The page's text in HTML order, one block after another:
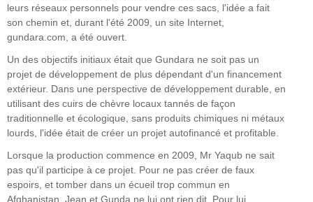
leurs réseaux personnels pour vendre ces sacs, l'idée a fait
son chemin et, durant l'été 2009, un site Internet,
gundara.com, a été ouvert.
Un des objectifs initiaux était que Gundara ne soit pas un
projet de développement de plus dépendant d'un financement
extérieur. Dans une perspective de développement durable, en
utilisant des cuirs de chèvre locaux tannés de façon
traditionnelle et écologique, sans produits chimiques ni métaux
lourds, l'idée était de créer un projet autofinancé et profitable.
Lorsque la production commence en 2009, Mr Yaqub ne sait
pas qu'il participe à ce projet. Pour ne pas créer de faux
espoirs, et tomber dans un écueil trop commun en
Afghanistan, Jean et Gunda ne lui ont rien dit. Pour lui,